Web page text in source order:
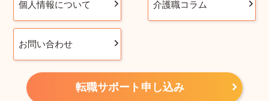
個人情報について 介護職コラム
お問い合わせ
転職サポート申し込み